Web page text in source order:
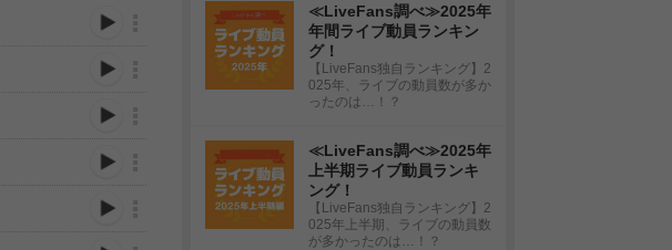
≪LiveFans調べ≫2025年
年間ライブ動員ランキン
グ！
【LiveFans独自ランキング】2
025年、ライブの動員数が多か
ったのは…！？
≪LiveFans調べ≫2025年
上半期ライブ動員ランキ
ング！
【LiveFans独自ランキング】2
025年上半期、ライブの動員数
が多かったのは…！？